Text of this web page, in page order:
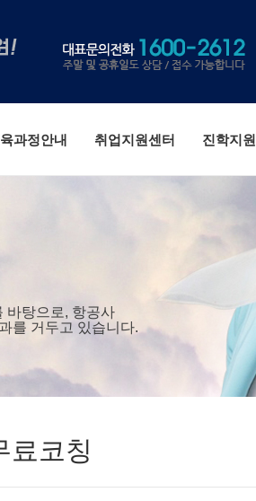
과정안내 취업지원센터 진학지
바탕으로, 항공사
를 거두고 있습니다.
료코칭